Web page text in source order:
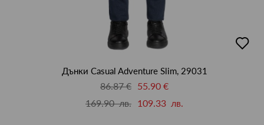
в
Дънки Casual Adventure Slim, 29031
86.87 € 55.90 €
169.90 лв. 109.33 лв.